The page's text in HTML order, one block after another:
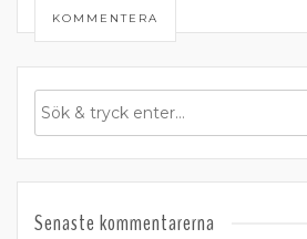
KOMMENTERA
Senaste kommentarerna